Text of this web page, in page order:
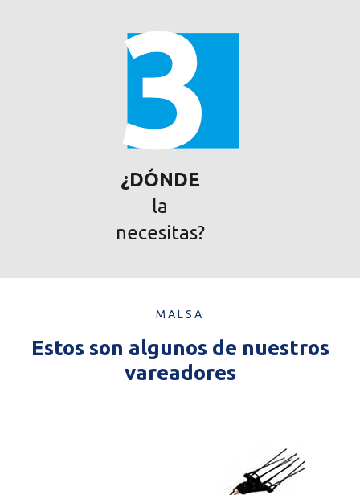
¿DÓNDE
la
necesitas?
MALSA
Estos son algunos de nuestros
vareadores